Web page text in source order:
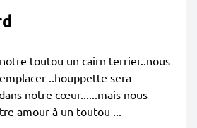
toutou un cairn terrier..nous
..houppette sera
notre cœur......mais nous
amour à un toutou ...